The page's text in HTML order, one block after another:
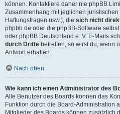
können. Kontaktiere daher nie phpBB
Zusammenhang mit jeglichen
Haftungsfragen usw.), die sich nicht
phpbb.de oder die phpBB-Software
oder phpBB Deutschland e. V. E-Mails
durch Dritte betreffen, so wirst du, wenn
Antwort erhalten.
Nach oben
Wie kann ich einen Administrator des
Alle Benutzer des Boards können das
Funktion durch die Board-Administration
Mitglieder des Boards können zusätzlich